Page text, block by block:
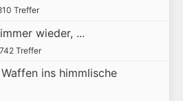
Treffer
wieder, ...
742 Treffer
ins himmlische